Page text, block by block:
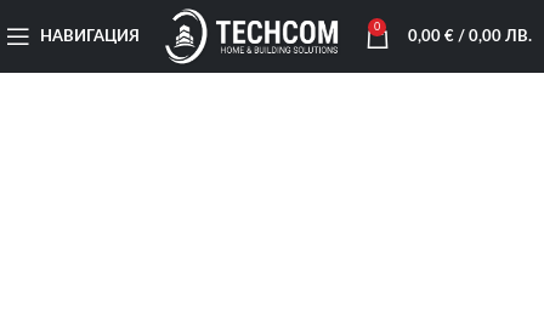
НАВИГАЦИЯ
0
0,00 €/ 0,00 ЛВ.